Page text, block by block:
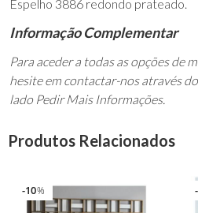
Espelho 3886 redondo prateado.
Informação Complementar
Para aceder a todas as opções de
hesite em contactar-nos através
lado Pedir Mais Informações.
Produtos Relacionados
%
10